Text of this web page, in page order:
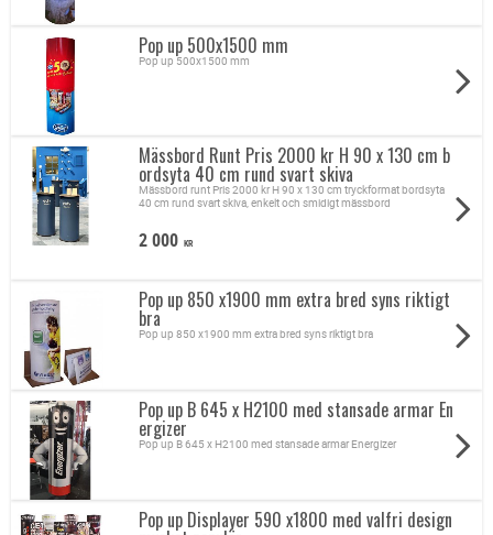
Pop up 500x1500 mm
Pop up 500x1500 mm
Mässbord Runt Pris 2000 kr H 90 x 130 cm b
ordsyta 40 cm rund svart skiva
Mässbord runt Pris 2000 kr H 90 x 130 cm tryckformat bordsyta
40 cm rund svart skiva, enkelt och smidigt mässbord
2 000 KR
Pop up 850 x1900 mm extra bred syns riktigt
bra
Pop up 850 x1900 mm extra bred syns riktigt bra
Pop up B 645 x H2100 med stansade armar En
ergizer
Pop up B 645 x H2100 med stansade armar Energizer
Pop up Displayer 590 x1800 med valfri design